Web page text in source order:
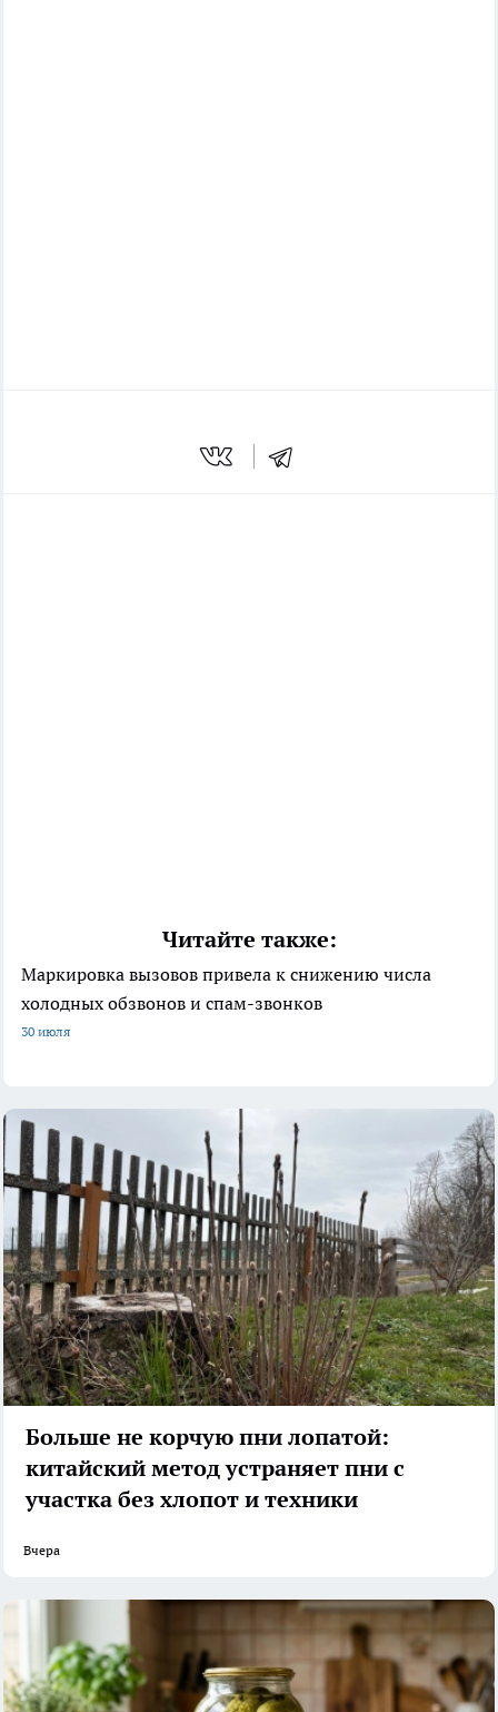
Читайте также:
Маркировка вызовов привела к снижению числа
холодных обзвонов и спам-звонков
30 июля
Больше не корчую пни лопатой:
китайский метод устраняет пни с
участка без хлопот и техники
Вчера